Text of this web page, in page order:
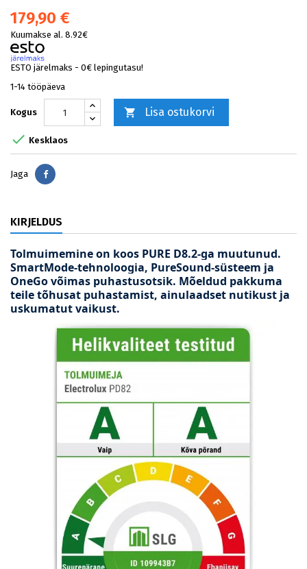
179,90 €
Kuumakse al. 8.92€
ESTO järelmaks - 0€ lepingutasu!
1-14 tööpäeva
Kogus  Lisa ostukorvi
 Kesklaos
Jaga Jaga
KIRJELDUS
Tolmuimemine on koos PURE D8.2-ga muutunud.
SmartMode-tehnoloogia, PureSound-süsteem ja
OneGo võimas puhastusotsik. Mõeldud pakkuma
teile tõhusat puhastamist, ainulaadset nutikust ja
uskumatut vaikust.